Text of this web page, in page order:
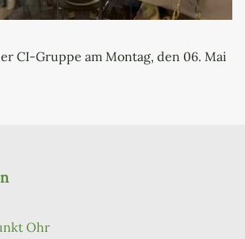
CI-Gruppe am Montag, den 06. Mai
Ohr